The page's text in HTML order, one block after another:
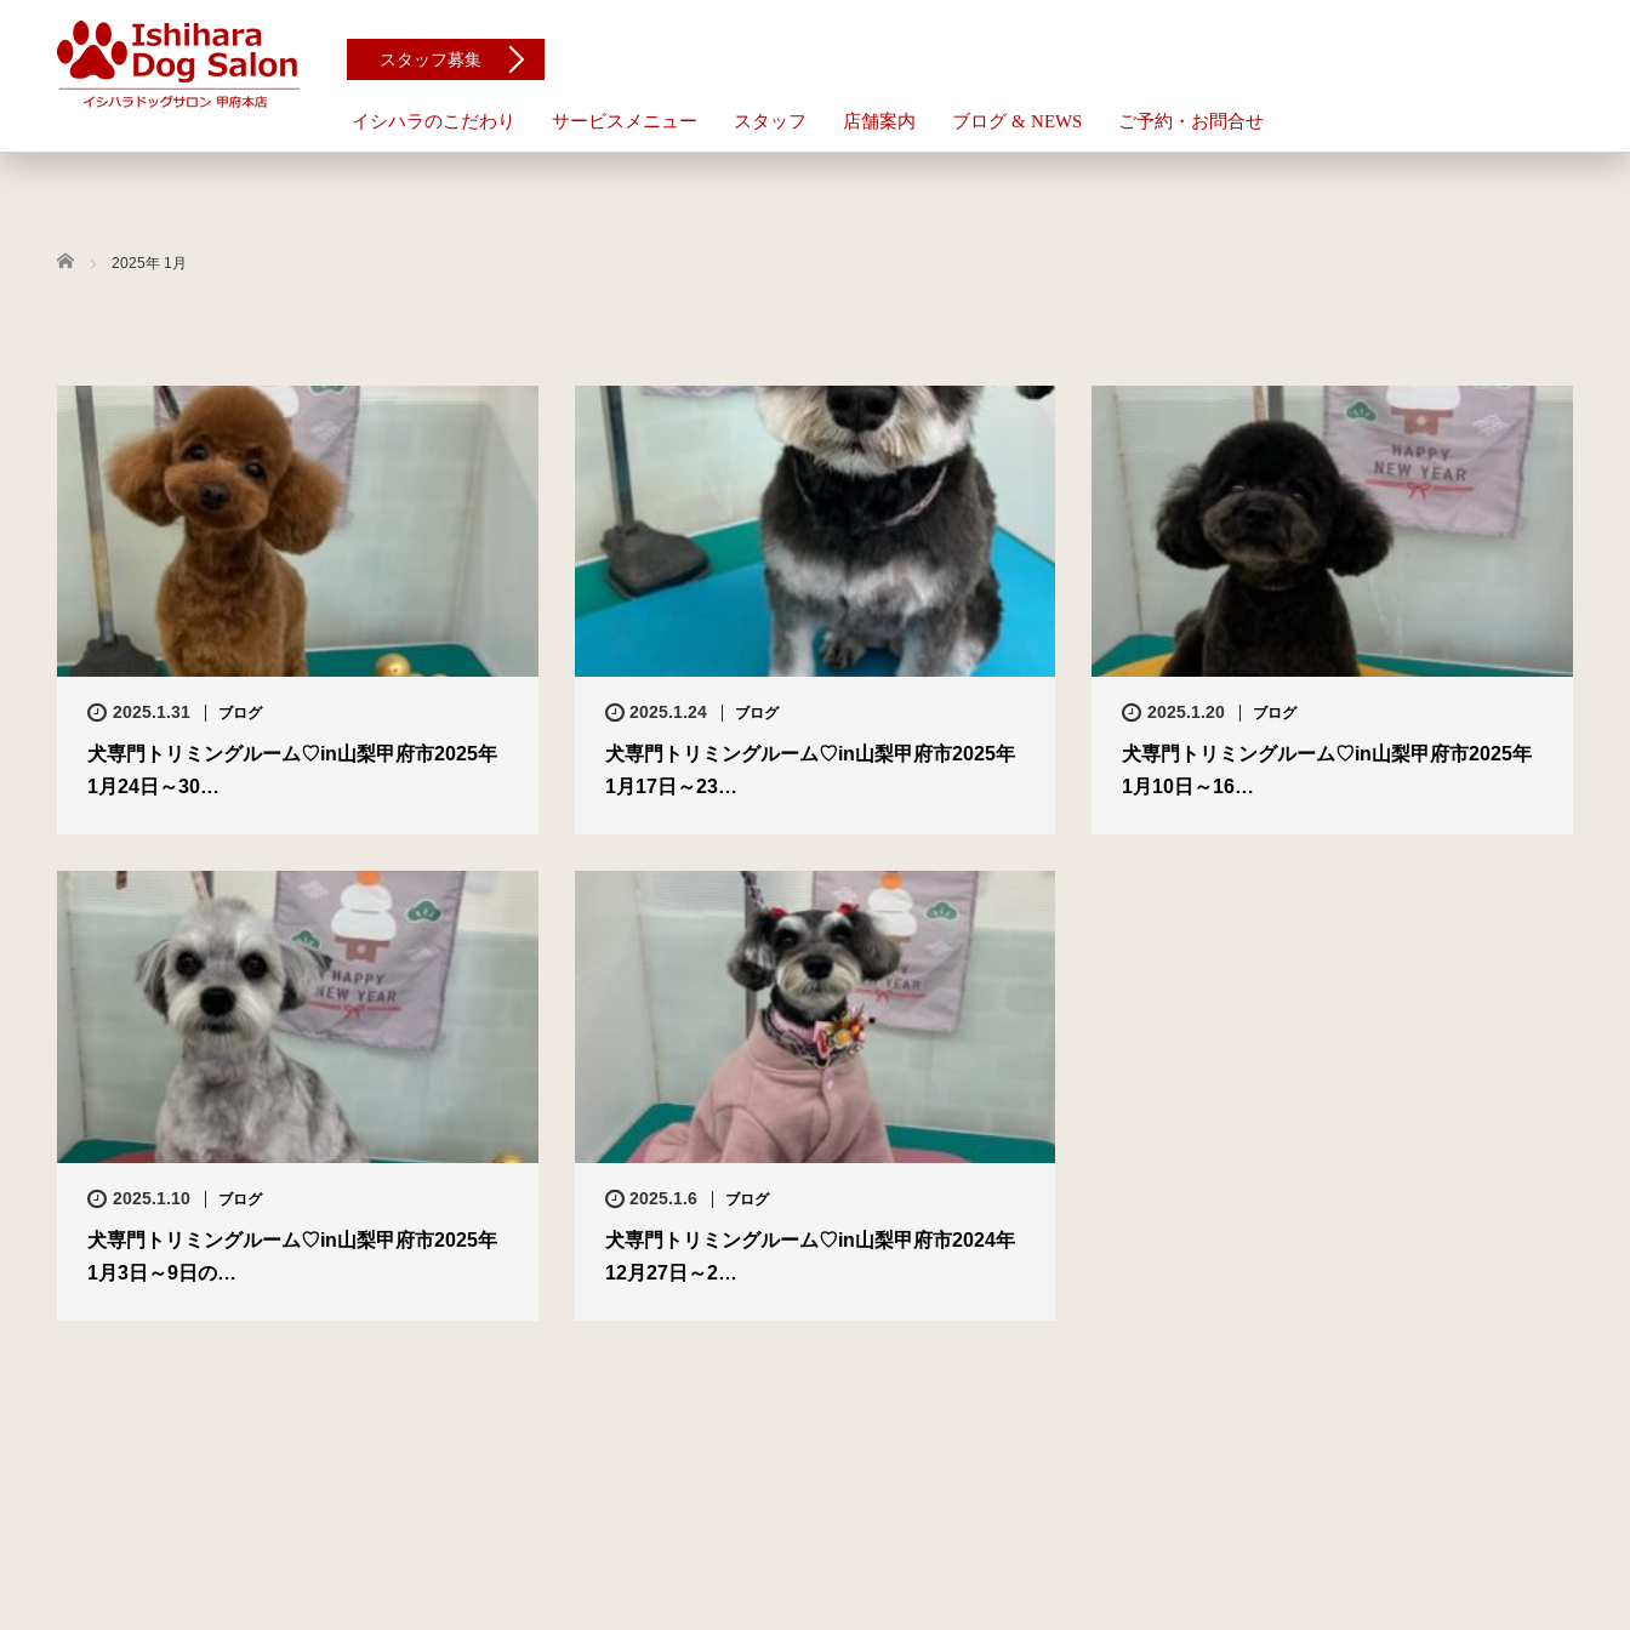
イシハラのこだわり サービスメニュー スタッフ 店舗案内 ブログ & NEWS ご予約・お問合せ
スタッフ募集
ホーム 2025年 1月
2025.1.31 ブログ
犬専門トリミングルーム♡in山梨甲府市2025年
1月24日～30…
2025.1.24 ブログ
犬専門トリミングルーム♡in山梨甲府市2025年
1月17日～23…
2025.1.20 ブログ
犬専門トリミングルーム♡in山梨甲府市2025年
1月10日～16…
2025.1.10 ブログ
犬専門トリミングルーム♡in山梨甲府市2025年
1月3日～9日の…
2025.1.6 ブログ
犬専門トリミングルーム♡in山梨甲府市2024年
12月27日～2…